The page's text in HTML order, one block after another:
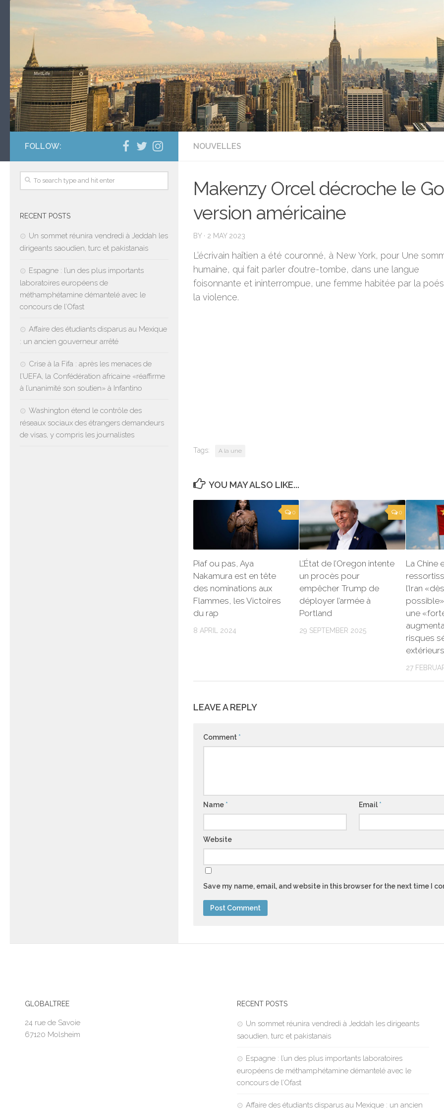
NOUVELLES
Makenzy Orcel décroche le
version américaine
BY · 2 MAY 2023
L’écrivain haïtien a été couronné, à New York, pour Une
humaine, qui fait parler d’outre-tombe, dans une langue
foisonnante et ininterrompue, une femme habitée par la
la violence.
Tags: A la une
YOU MAY ALSO LIKE...
0
Piaf ou pas, Aya
Nakamura est en tête
des nominations aux
Flammes, les Victoires
du rap
8 APRIL 2024
0
L’État de l’Oregon intente
un procès pour
empêcher Trump de
déployer l’armée à
Portland
29 SEPTEMBER 2025
La Chine
l’Iran
une
risques
27
LEAVE A REPLY
Comment *
Name * Email*
Website
Save my name, email, and website in this browser for the next time I
FOLLOW:
RECENT POSTS
Un sommet réunira vendredi à Jeddah les
dirigeants saoudien, turc et pakistanais
Espagne : l’un des plus importants
laboratoires européens de
méthamphétamine démantelé avec le
concours de l’Ofast
Affaire des étudiants disparus au Mexique
: un ancien gouverneur arrêté
Crise à la Fifa : après les menaces de
l’UEFA, la Confédération africaine «réaffirme
à l’unanimité son soutien» à Infantino
Washington étend le contrôle des
réseaux sociaux des étrangers demandeurs
de visas, y compris les journalistes
GLOBALTREE
24 rue de Savoie
67120 Molsheim
RECENT POSTS
Un sommet réunira vendredi à Jeddah les dirigeants
saoudien, turc et pakistanais
Espagne : l’un des plus importants laboratoires
européens de méthamphétamine démantelé avec le
concours de l’Ofast
Affaire des étudiants disparus au Mexique : un ancien